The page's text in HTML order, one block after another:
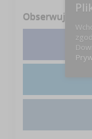
Obserwuj nas